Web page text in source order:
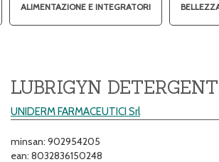
ALIMENTAZIONE E INTEGRATORI
LUBRIGYN
UNIDERM FARMACEUTICI Srl
minsan: 902954205
ean: 8032836150248